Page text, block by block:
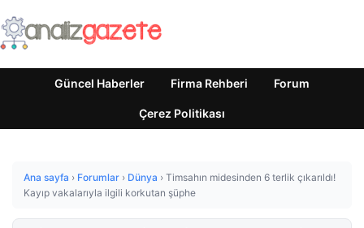
Güncel Haberler Firma Rehberi Forum
Çerez Politikası
Ana sayfa › Forumlar › Dünya › Timsahın midesinden 6 terlik çıkarıldı!
Kayıp vakalarıyla ilgili korkutan şüphe